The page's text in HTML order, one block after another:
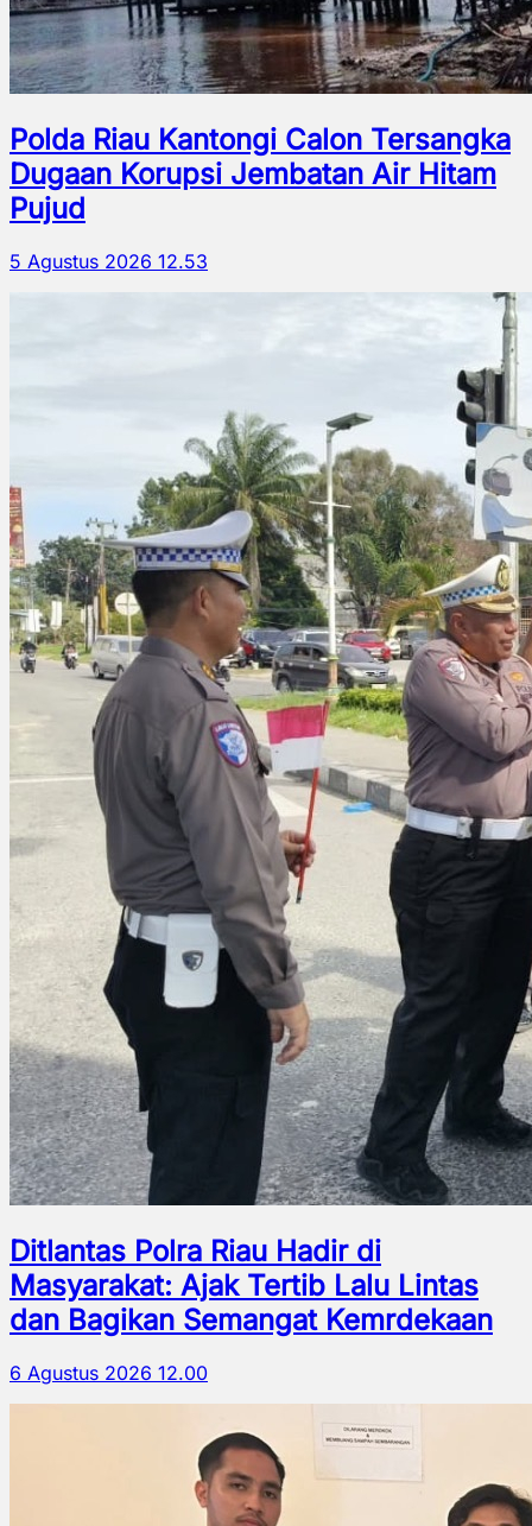
Polda Riau Kantongi Calon Tersangka
Dugaan Korupsi Jembatan Air Hitam
Pujud
5 Agustus 2026 12.53
Ditlantas Polra Riau Hadir di
Masyarakat: Ajak Tertib Lalu Lintas
dan Bagikan Semangat Kemrdekaan
6 Agustus 2026 12.00